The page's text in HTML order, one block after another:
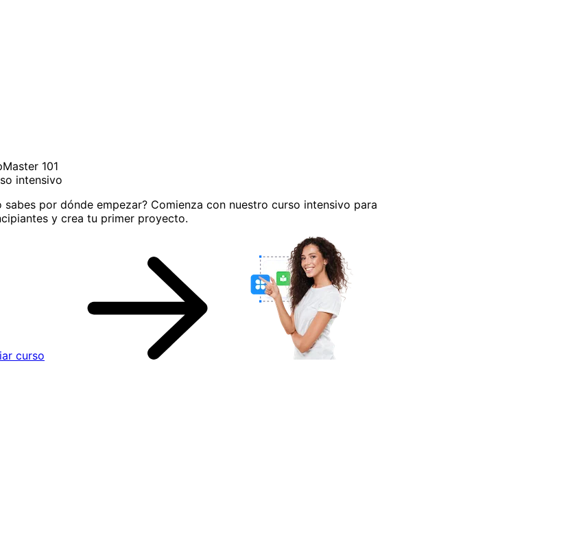
101
intensivo
sabes por dónde empezar? Comienza con nuestro curso intensivo para
y crea tu primer proyecto.
curso